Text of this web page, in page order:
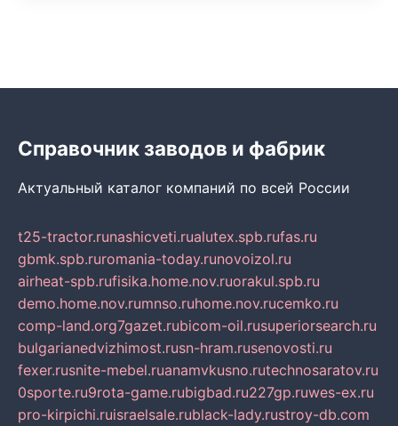
Справочник заводов и фабрик
Актуальный каталог компаний по всей России
t25-tractor.runashicveti.rualutex.spb.rufas.ru
gbmk.spb.ruromania-today.runovoizol.ru
airheat-spb.rufisika.home.nov.ruorakul.spb.ru
demo.home.nov.rumnso.ruhome.nov.rucemko.ru
comp-land.org7gazet.rubicom-oil.rusuperiorsearch.ru
bulgarianedvizhimost.rusn-hram.rusenovosti.ru
fexer.rusnite-mebel.ruanamvkusno.rutechnosaratov.ru
0sporte.ru9rota-game.rubigbad.ru227gp.ruwes-ex.ru
pro-kirpichi.ruisraelsale.rublack-lady.rustroy-db.com